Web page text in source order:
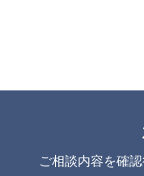
ご相談内容を確